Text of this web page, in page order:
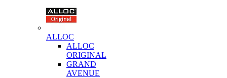
ALLOC
ALLOC
ORIGINAL
GRAND
AVENUE